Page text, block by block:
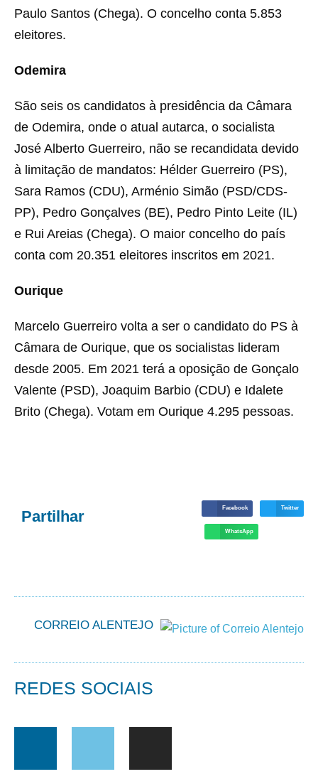
Paulo Santos (Chega). O concelho conta 5.853
eleitores.
Odemira
São seis os candidatos à presidência da Câmara
de Odemira, onde o atual autarca, o socialista
José Alberto Guerreiro, não se recandidata devido
à limitação de mandatos: Hélder Guerreiro (PS),
Sara Ramos (CDU), Arménio Simão (PSD/CDS-
PP), Pedro Gonçalves (BE), Pedro Pinto Leite (IL)
e Rui Areias (Chega). O maior concelho do país
conta com 20.351 eleitores inscritos em 2021.
Ourique
Marcelo Guerreiro volta a ser o candidato do PS à
Câmara de Ourique, que os socialistas lideram
desde 2005. Em 2021 terá a oposição de Gonçalo
Valente (PSD), Joaquim Barbio (CDU) e Idalete
Brito (Chega). Votam em Ourique 4.295 pessoas.
Partilhar Facebook Twitter
WhatsApp
CORREIO ALENTEJO
REDES SOCIAIS